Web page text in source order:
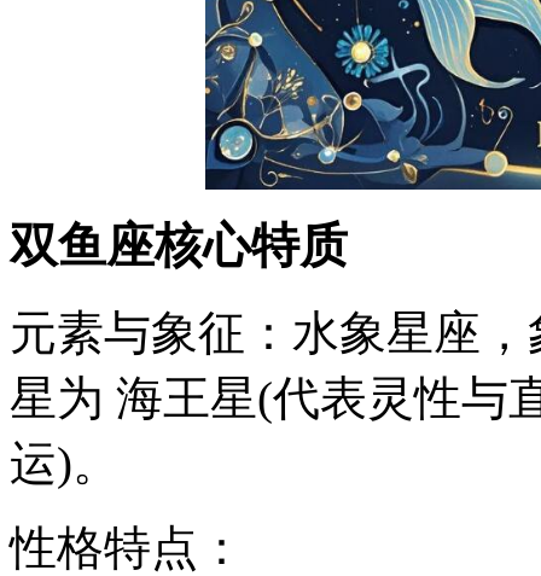
双鱼座核心特质
元素与象征：水象星座
星为 海王星(代表灵性与
运)。
性格特点：